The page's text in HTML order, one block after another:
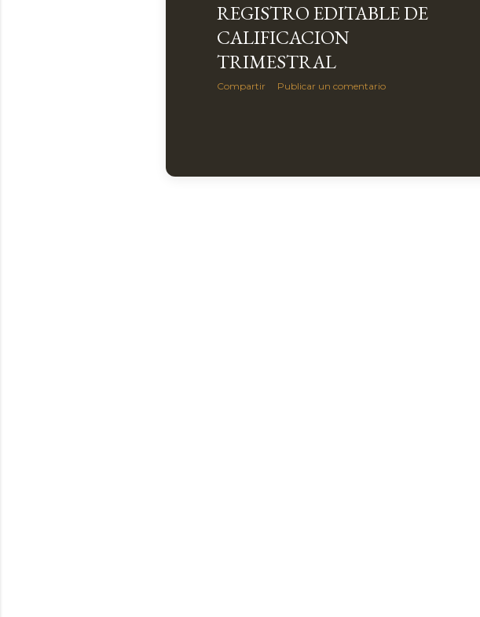
REGISTRO EDITABLE DE
CALIFICACION
TRIMESTRAL
Compartir Publicar un comentario